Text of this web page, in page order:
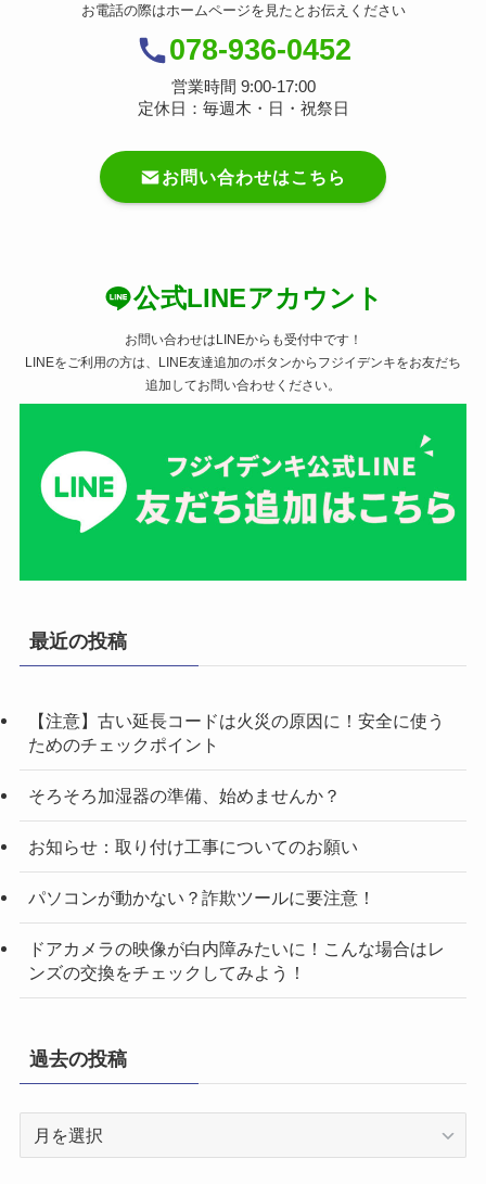
お電話の際はホームページを見たとお伝えください
078-936-0452
営業時間 9:00-17:00
定休日：毎週木・日・祝祭日
お問い合わせはこちら
公式LINEアカウント
お問い合わせはLINEからも受付中です！
LINEをご利用の方は、LINE友達追加のボタンからフジイデンキをお友だち
追加してお問い合わせください。
最近の投稿
【注意】古い延長コードは火災の原因に！安全に使う
ためのチェックポイント
そろそろ加湿器の準備、始めませんか？
お知らせ：取り付け工事についてのお願い
パソコンが動かない？詐欺ツールに要注意！
ドアカメラの映像が白内障みたいに！こんな場合はレ
ンズの交換をチェックしてみよう！
過去の投稿